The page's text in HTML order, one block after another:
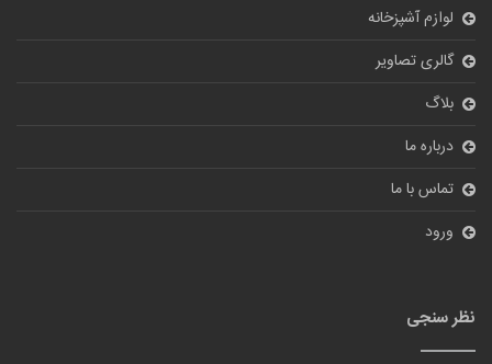
لوازم آشپزخانه
گالری تصاویر
بلاگ
درباره ما
تماس با ما
ورود
نظر سنجی